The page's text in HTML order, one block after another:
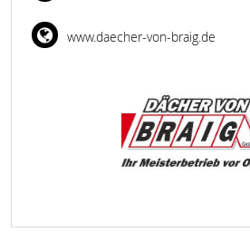
www.daecher-von-braig.de